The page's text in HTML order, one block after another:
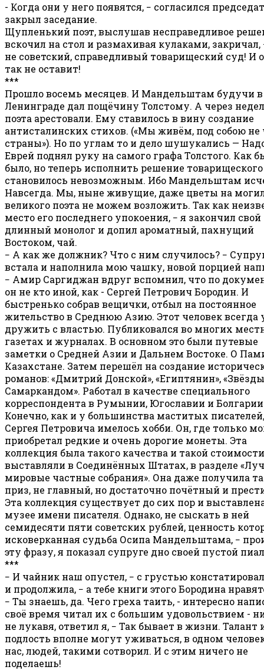
- Когда они у него появятся, − согласился
закрыл заседание.
Щупленький поэт, выслушав несправедливое
вскочил на стол и размахивая кулаками, закричал,
не советский, справедливый товарищеский суд! И
так не оставит!
***
Прошло восемь месяцев. И Мандельштам будучи в
Ленинграде дал пощёчину Толстому. А через
поэта арестовали. Ему ставилось в вину создание
антисталинских стихов. («Мы живём, под собою не
страны»). Но по углам то и дело шушукались —
Еврей поднял руку на самого графа Толстого. Как
было, но теперь исполнить решение
становилось невозможным. Ибо Мандельштам
Навсегда. Мы, ныне живущие, даже цветы на
великого поэта не можем возложить. Так как
место его последнего упокоения, − я закончил свой
длинный монолог и допил ароматный, пахнущий
Востоком, чай.
− А как же должник? Что с ним случилось? −
встала и наполнила мою чашку, новой порцией
− Амир Саргиджан вдруг вспомнил, что по
он не кто иной, как - Сергей Петрович Бородин. И
быстренько собрав вещички, отбыл на постоянное
жительство в Среднюю Азию. Этот человек всегда
дружить с властью. Публиковался во многих
газетах и журналах. В основном это были путевые
заметки о Средней Азии и Дальнем Востоке. О
Казахстане. Затем перешёл на создание
романов: «Дмитрий Донской», «Египтянин»,
Самаркандом». Работал в качестве специального
корреспондента в Румынии, Югославии и
Конечно, как и у большинства маститых
Сергея Петровича имелось хобби. Он, где только
приобретал редкие и очень дорогие монеты. Эта
коллекция была такого качества и такой
выставляли в Соединённых Штатах, в разделе
мировые частные собрания». Она даже получила
приз, не главный, но достаточно почётный и
Эта коллекция существует до сих пор и
музее имени писателя. Однако, не сыскать в ней
семидесяти пяти советских рублей, ценность
исковерканная судьба Осипа Мандельштама, −
эту фразу, я показал супруге дно своей пустой
***
− И чайник наш опустел, − с грустью
и продолжила, − а тебе книги этого Бородина
− Ты знаешь, да. Чего греха таить, - интересно
своё время читал их с большим удовольствием -
не лукавя, ответил я, − Так бывает в жизни. Талант
подлость вполне могут уживаться, в одном
нас, людей, такими сотворил. И с этим ничего не
поделаешь!